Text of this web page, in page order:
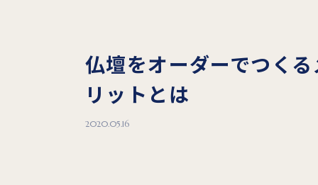
仏壇をオーダーでつく
リットとは
2020.05.16